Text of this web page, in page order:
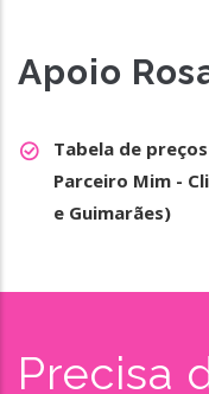
Apoio
Tabela de
Parceiro Mim -
e Guimarães)
Precisa